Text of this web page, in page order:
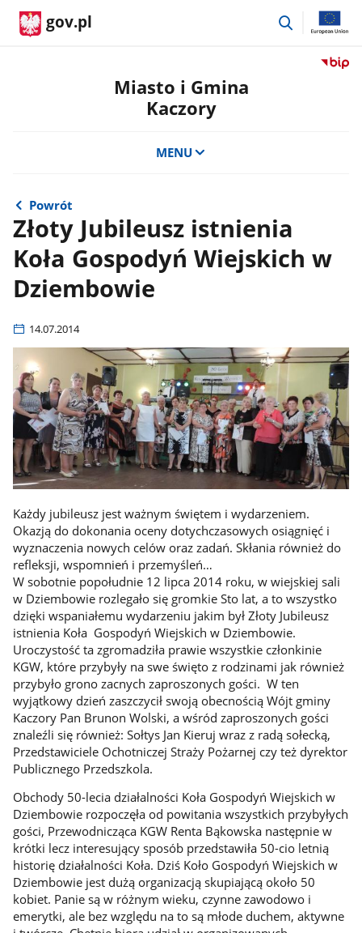
gov.pl
przejdź
Przejdź
Miasto i Gmina
Kaczory
MENU
Powrót
Złoty Jubileusz istnienia
Koła Gospodyń Wiejskich w
Dziembowie
14.07.2014
Każdy jubileusz jest ważnym świętem i wydarzeniem.
Okazją do dokonania oceny dotychczasowych osiągnięć i
wyznaczenia nowych celów oraz zadań. Skłania również do
refleksji, wspomnień i przemyśleń…
W sobotnie popołudnie 12 lipca 2014 roku, w wiejskiej sali
w Dziembowie rozlegało się gromkie Sto lat, a to wszystko
dzięki wspaniałemu wydarzeniu jakim był Złoty Jubileusz
istnienia Koła Gospodyń Wiejskich w Dziembowie.
Uroczystość ta zgromadziła prawie wszystkie członkinie
KGW, które przybyły na swe święto z rodzinami jak również
przybyło grono zacnych zaproszonych gości. W ten
wyjątkowy dzień zaszczycił swoją obecnością Wójt gminy
Kaczory Pan Brunon Wolski, a wśród zaproszonych gości
znaleźli się również: Sołtys Jan Kieruj wraz z radą sołecką,
Przedstawiciele Ochotniczej Straży Pożarnej czy też dyrektor
Publicznego Przedszkola.
Obchody 50-lecia działalności Koła Gospodyń Wiejskich w
Dziembowie rozpoczęła od powitania wszystkich przybyłych
gości, Przewodnicząca KGW Renta Bąkowska następnie w
krótki lecz interesujący sposób przedstawiła 50-cio letnią
historię działalności Koła. Dziś Koło Gospodyń Wiejskich w
Dziembowie jest dużą organizacją skupiającą około 50
kobiet. Panie są w różnym wieku, czynne zawodowo i
emerytki, ale bez względu na to są młode duchem, aktywne